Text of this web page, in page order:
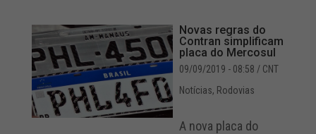
Novas regras do
Contran simplificam
placa do Mercosul
09/09/2019 - 08:58 / CNT
Notícias, Rodovias
A nova placa do